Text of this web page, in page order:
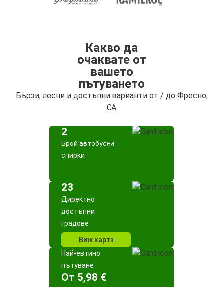
Какво да
очаквате от
вашето
пътуването
Бързи, лесни и достъпни варианти от / до Фресно,
CA
2
Брой автобусни
спирки
23
Директно
достъпни
градове
Виж карта
Най-евтино
пътуване
Oт 5,98 €